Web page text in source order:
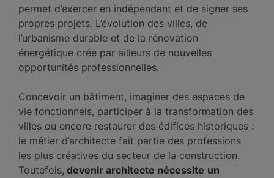
permet d’exercer en indépendant et de signer ses
propres projets. L’évolution des villes, de
l’urbanisme durable et de la rénovation
énergétique crée par ailleurs de nouvelles
opportunités professionnelles.
Concevoir un bâtiment, imaginer des espaces de
vie fonctionnels, participer à la transformation des
villes ou encore restaurer des édifices historiques :
le métier d’architecte fait partie des professions
les plus créatives du secteur de la construction.
Toutefois, devenir architecte nécessite un